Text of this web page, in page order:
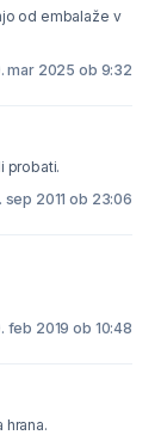
od embalaže v
mar 2025 ob 9:32
probati.
sep 2011 ob 23:06
feb 2019 ob 10:48
hrana.